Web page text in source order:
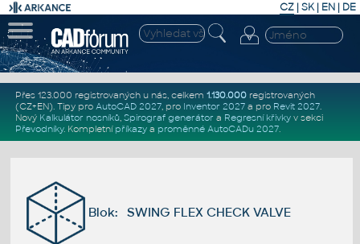
CZ | SK| EN | DE
Přes 123.000 registrovaných u nás, celkem 1.130.000registrovaných
(CZ+EN). Tipy pro AutoCAD 2027, pro Inventor 2027a pro Revit 2027.
Nový Kalkulátor nosníků, Spirograf generátor a Regresní křivkyv sekci
Převodníky. Kompletní příkazya proměnné AutoCADu 2027.
Blok: SWING FLEX CHECK VALVE